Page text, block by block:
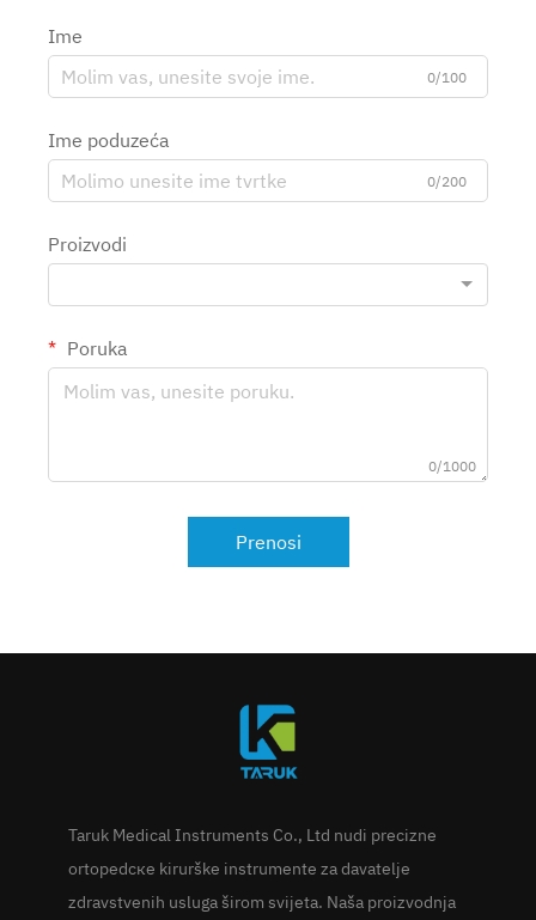
Ime
0/100
Ime poduzeća
0/200
Proizvodi
Poruka
0/1000
Prenosi
Taruk Medical Instruments Co., Ltd nudi precizne
ortopedске kirurške instrumente za davatelje
zdravstvenih usluga širom svijeta. Naša proizvodnja